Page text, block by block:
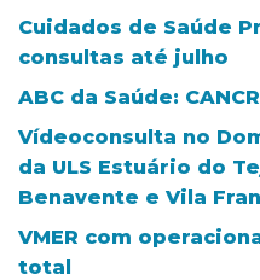
Cuidados de Saúde
consultas até julho
ABC da Saúde:
Vídeoconsulta no
da ULS Estuário do
Benavente e Vila
VMER com
total